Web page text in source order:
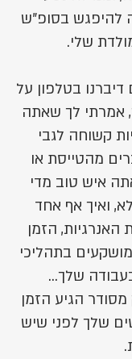
להיפגש בסופ"ש
בטלפון על
לך שאתה
קשוחה לגבי
מהטייסת או
איש טוב מדי
ואיך אף אחד
האנרגיות, הזמן
בתהליכי
שלך...
הגיע הזמן
שלך לפני שיש